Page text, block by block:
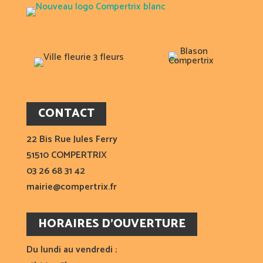
CONTACT
22 Bis Rue Jules Ferry
51510 COMPERTRIX
03 26 68 31 42
mairie@compertrix.fr
HORAIRES D’OUVERTURE
Du lundi au vendredi :